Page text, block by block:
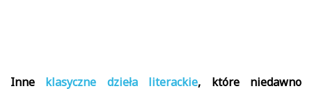
Inne klasyczne dzieła literackie, które niedawno